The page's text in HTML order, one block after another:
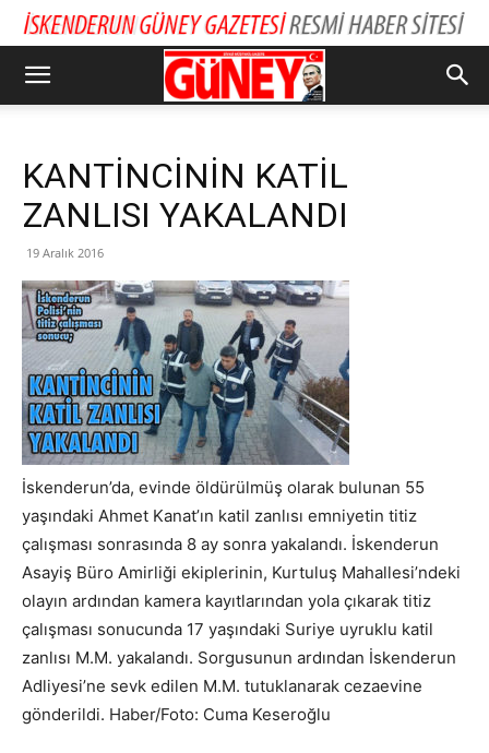
KANTİNCİNİN KATİL
ZANLISI YAKALANDI
19 Aralık 2016
İskenderun’da, evinde öldürülmüş olarak bulunan 55
yaşındaki Ahmet Kanat’ın katil zanlısı emniyetin titiz
çalışması sonrasında 8 ay sonra yakalandı. İskenderun
Asayiş Büro Amirliği ekiplerinin, Kurtuluş Mahallesi’ndeki
olayın ardından kamera kayıtlarından yola çıkarak titiz
çalışması sonucunda 17 yaşındaki Suriye uyruklu katil
zanlısı M.M. yakalandı. Sorgusunun ardından İskenderun
Adliyesi’ne sevk edilen M.M. tutuklanarak cezaevine
gönderildi. Haber/Foto: Cuma Keseroğlu